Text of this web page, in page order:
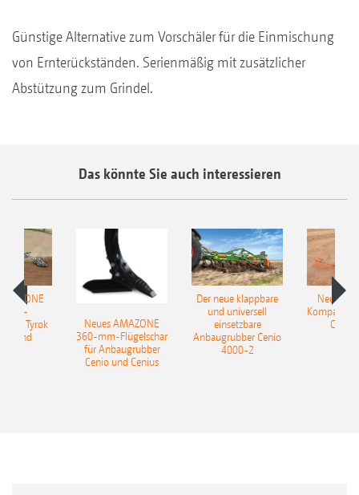
Günstige Alternative zum Vorschäler für die Einmischung
von Ernterückständen. Serienmäßig mit zusätzlicher
Abstützung zum Grindel.
Das könnte Sie auch interessieren
Tyrok
Neues AMAZONE
360-mm-Flügelschar
für Anbaugrubber
Cenio und Cenius
Der neue klappbare
und universell
einsetzbare
Anbaugrubber Cenio
4000-2
Neue